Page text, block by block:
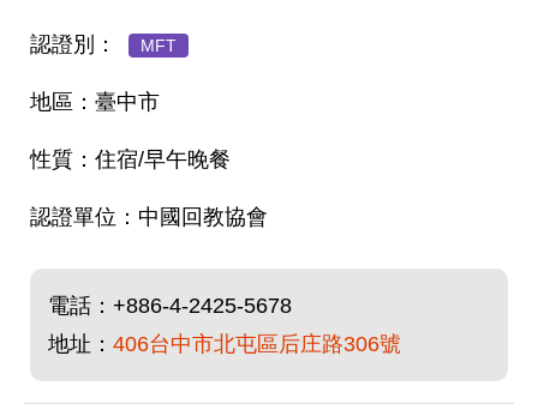
MFT
臺中市
住宿/早午晚餐
中國回教協會
電話： +886-4-2425-5678
地址： 406台中市北屯區后庄路306號